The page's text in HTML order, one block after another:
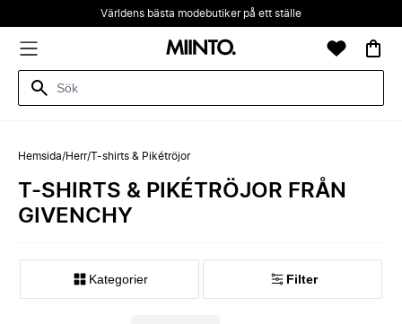
Världens bästa modebutiker på ett ställe
Hemsida/Herr/T-shirts & Pikétröjor
T-SHIRTS & PIKÉTRÖJOR FRÅN
GIVENCHY
Kategorier Filter